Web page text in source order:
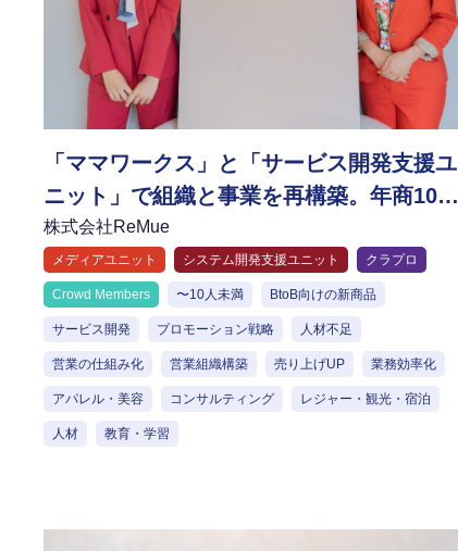
「ママワークス」と「サービス開発支援ユ
ニット」で組織と事業を再構築。年商100
億円のグループ構想へ挑むReMueの軌跡
株式会社ReMue
メディアユニット システム開発支援ユニット クラプロ
Crowd Members 〜10人未満 BtoB向けの新商品
サービス開発 プロモーション戦略 人材不足
営業の仕組み化 営業組織構築 売り上げUP 業務効率化
アパレル・美容 コンサルティング レジャー・観光・宿泊
人材 教育・学習